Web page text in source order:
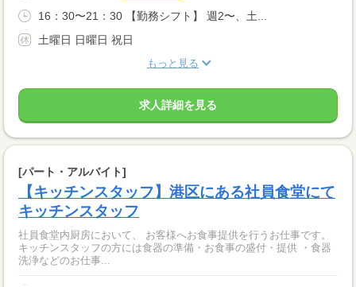
16：30〜21：30 【勤務シフト】 週2〜、土...
土曜日 日曜日 祝日
もっと見る
求人詳細を見る
[パート・アルバイト]
【キッチンスタッフ】港区にある社員食堂にて
キッチンスタッフ
社員食堂内厨房において、 お客様へお食事提供を行うお仕事です。
キッチンスタッフの方には食器の準備・お食事の盛付・提供 ・食器
洗浄などのお仕事...